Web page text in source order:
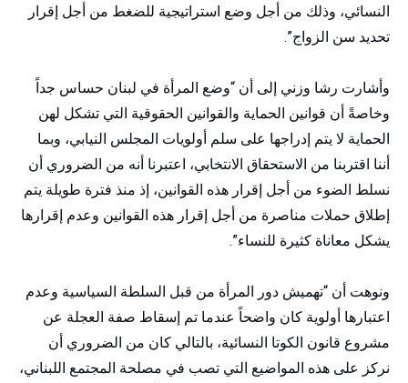
النسائي، وذلك من أجل وضع استراتيجية للضغط من أجل إقرار
تحديد سن الزواج”.
وأشارت رشا وزني إلى أن “وضع المرأة في لبنان حساس جداً
وخاصةً أن قوانين الحماية والقوانين الحقوقية التي تشكل لهن
الحماية لا يتم إدراجها على سلم أولويات المجلس النيابي، وبما
أننا اقتربنا من الاستحقاق الانتخابي، اعتبرنا أنه من الضروري أن
نسلط الضوء من أجل إقرار هذه القوانين، إذ منذ فترة طويلة يتم
إطلاق حملات مناصرة من أجل إقرار هذه القوانين وعدم إقرارها
يشكل معاناة كثيرة للنساء”.
ونوهت أن “تهميش دور المرأة من قبل السلطة السياسية وعدم
اعتبارها أولوية كان واضحاً عندما تم إسقاط صفة العجلة عن
مشروع قانون الكوتا النسائية، بالتالي كان من الضروري أن
نركز على هذه المواضيع التي تصب في مصلحة المجتمع اللبناني،